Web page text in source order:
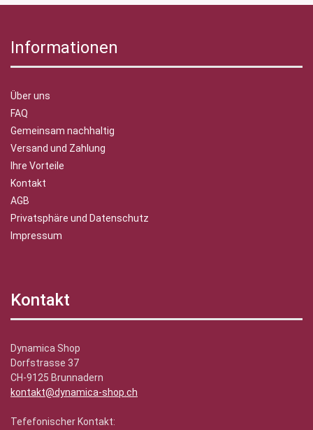
Informationen
Über uns
FAQ
Gemeinsam nachhaltig
Versand und Zahlung
Ihre Vorteile
Kontakt
AGB
Privatsphäre und Datenschutz
Impressum
Kontakt
Dynamica Shop
Dorfstrasse 37
CH-9125 Brunnadern
kontakt@dynamica-shop.ch
Tefefonischer Kontakt: